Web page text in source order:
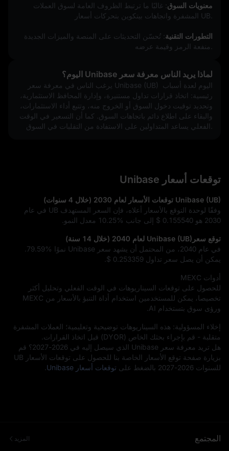
معنويات السوق
المشفرة واتجاهات بيتكوين بتحركات أسعار UB.
التطورات التقنية
لماذا يريد الناس معرفة سعر Unibase اليوم؟
يرغب الناس في معرفة سعر Unibase (UB) اليوم لعدة أسباب
توقعات أسعار Unibase
Unibase (UB) توقعات الأسعار لعام 2030 (خلال 4 سنوات)
وفقًا لوحدة التوقع بالأسعار أعلاه، فإن السعر المستهدف UB في عام
2030 هو
$ 0.155540 إلى جانب 10.25% معدل النمو.
توقع سعرUnibase (UB) لعام 2040 (خلال 14 سنة)
في عام 2040، من المحتمل أن يشهد سعر Unibase نموًا
79.59%
يمكن أن يصل سعر تداول $ 0.253359
أدوات MEXC
للحصول على توقعات السيناريوهات في الوقت الفعلي وتحليل أكثر
تخصيصا، يمكن للمستخدمين استخدام أداة التنبؤ بالأسعار من MEXC
ورؤى سوق بتستخدام AI.
إخلاء المسؤولية: هذه السيناريوهات توضيحية وتعليمية؛ العملات المشفرة
متقلبة - قم بإجراء بحثك الخاص (DYOR) قبل اتخاذ القرارات.
هل تريد معرفة سعر Unibase الذي سيصل إليه في 2026-2027؟ قم
بزيارة صفحة توقع الأسعار الخاصة بنا للحصول على توقعات الأسعار UB
للسنوات 2026-2027 بالضغط على
توقعات أسعار Unibase
المجتمع المزيد